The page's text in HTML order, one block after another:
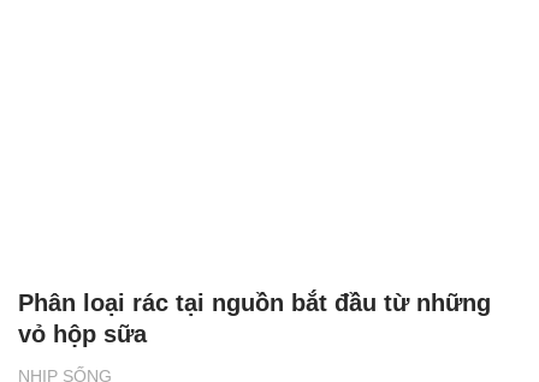
NHỊP SỐNG
Phân loại rác tại nguồn bắt đầu từ những
vỏ hộp sữa